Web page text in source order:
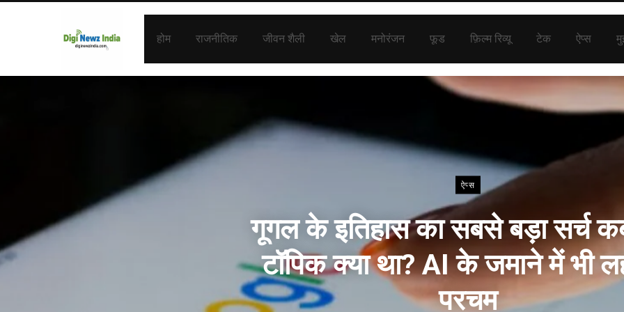
होम राजनीतिक जीवन शैली खेल मनोरंजन फूड फ़िल्म रिव्यू टेक ऐप्स
ऐप्स
गूगल के इतिहास का सबसे बड़ा सर्च
टॉपिक क्या था? AI के जमाने में भी
परचम